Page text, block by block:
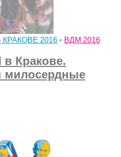
КРАКОВЕ 2016 • ВДМ 2016
Кракове.
милосердные